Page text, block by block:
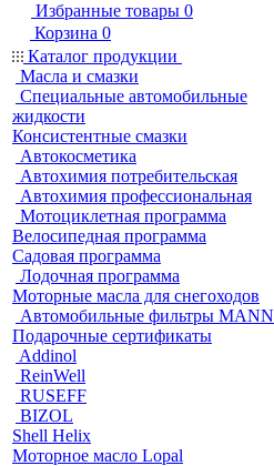
Избранные товары 0
Корзина 0
Каталог продукции
Масла и смазки
Специальные автомобильные
жидкости
Консистентные смазки
Автокосметика
Автохимия потребительская
Автохимия профессиональная
Мотоциклетная программа
Велосипедная программа
Садовая программа
Лодочная программа
Моторные масла для снегоходов
Автомобильные фильтры MANN
Подарочные сертификаты
Addinol
ReinWell
RUSEFF
BIZOL
Shell Helix
Моторное масло Lopal